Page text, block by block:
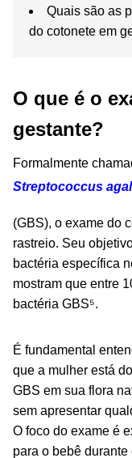
Quais são as
do cotonete em
O que é o
gestante?
Formalmente
Streptococcus
(GBS), o exame do
rastreio. Seu
bactéria específica
mostram que entre
bactéria GBS⁵.
É fundamental
que a mulher está
GBS em sua flora
sem apresentar
O foco do exame é
para o bebê durante